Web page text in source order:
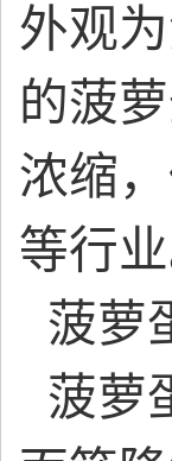
外观
的菠
浓缩
等行业
菠萝
菠萝